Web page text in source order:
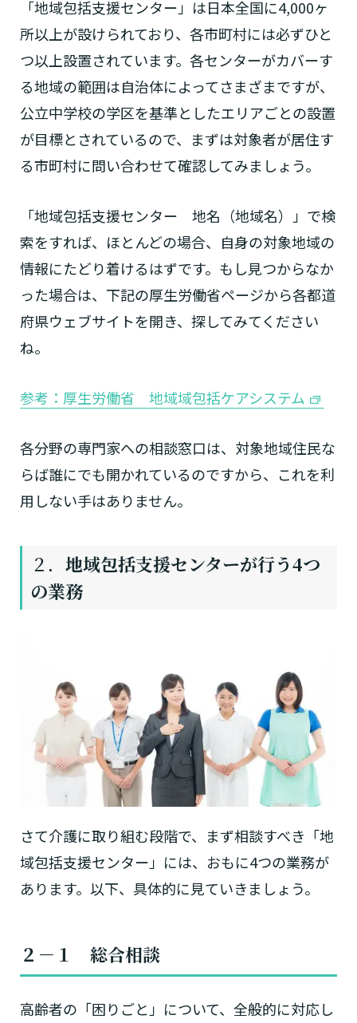
「地域包括支援センター」は日本全国に4,000ヶ
所以上が設けられており、各市町村には必ずひと
つ以上設置されています。各センターがカバーす
る地域の範囲は自治体によってさまざまですが、
公立中学校の学区を基準としたエリアごとの設置
が目標とされているので、まずは対象者が居住す
る市町村に問い合わせて確認してみましょう。
「地域包括支援センター 地名（地域名）」で検
索をすれば、ほとんどの場合、自身の対象地域の
情報にたどり着けるはずです。もし見つからなか
った場合は、下記の厚生労働省ページから各都道
府県ウェブサイトを開き、探してみてください
ね。
参考：厚生労働省 地域域包括ケアシステム
各分野の専門家への相談窓口は、対象地域住民な
らば誰にでも開かれているのですから、これを利
用しない手はありません。
２． 地域包括支援センターが行う4つ
の業務
さて介護に取り組む段階で、まず相談すべき「地
域包括支援センター」には、おもに4つの業務が
あります。以下、具体的に見ていきましょう。
２－１ 総合相談
高齢者の「困りごと」について、全般的に対応し
なたに適しているのか簡単にチェックしてみま
しょう!最大4つの質問に答えていただくだけ
で、おすすめの介護保険サービスを紹介しま
す。
診断スタート
はい
非該当(自立)
と判定された
自宅で生活しながら
使いたい
施設へ移り住みたい
必要
必要ない
通いたい
来てもらいたい
はい
いいえ
日帰りで使いたい
一時的に宿泊したい
要支援１～２
要介護１～２
要介護３～５